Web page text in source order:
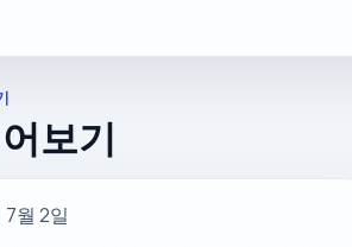
보기
월 2일